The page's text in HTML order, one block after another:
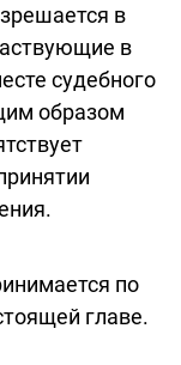
в
в
судебного
образом
по
главе.